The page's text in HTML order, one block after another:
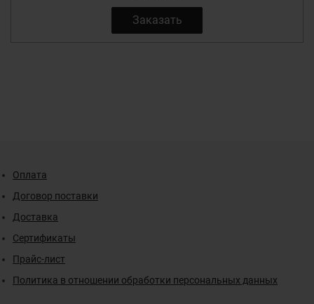
Заказать
Оплата
Договор поставки
Доставка
Сертификаты
Прайс-лист
Политика в отношении обработки персональных данных